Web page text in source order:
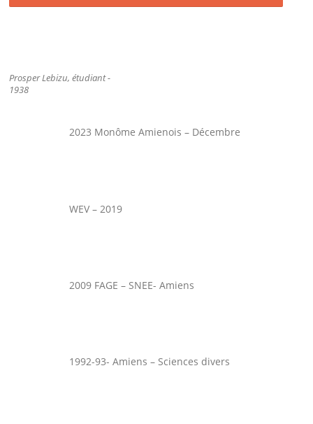
Prosper Lebizu, étudiant -
1938
2023 Monôme Amienois – Décembre
WEV – 2019
2009 FAGE – SNEE- Amiens
1992-93- Amiens – Sciences divers